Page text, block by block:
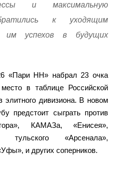
и максимальную
к уходящим
им успехов в будущих
«Пари НН» набрал 23 очка
в таблице Российской
элитного дивизиона. В новом
предстоит сыграть против
КАМАЗа, «Енисея»,
тульского «Арсенала»,
и других соперников.